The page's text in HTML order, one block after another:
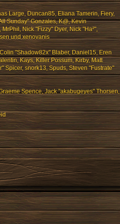
Large, Duncan85, Eliana Tamerin, Fiery,
Sunday" Gonzales, K@, Kevin
Nick "Fizzy" Dyer, Nick "Ha²",
und xenovanis
"Shadow82x" Blaber, Daniel15, Eren
Kays, Killer Possum, Kirby, Matt
Spicer, snork13, Spuds, Steven "Fustrate"
Spence, Jack "akabugeyes" Thorsen,